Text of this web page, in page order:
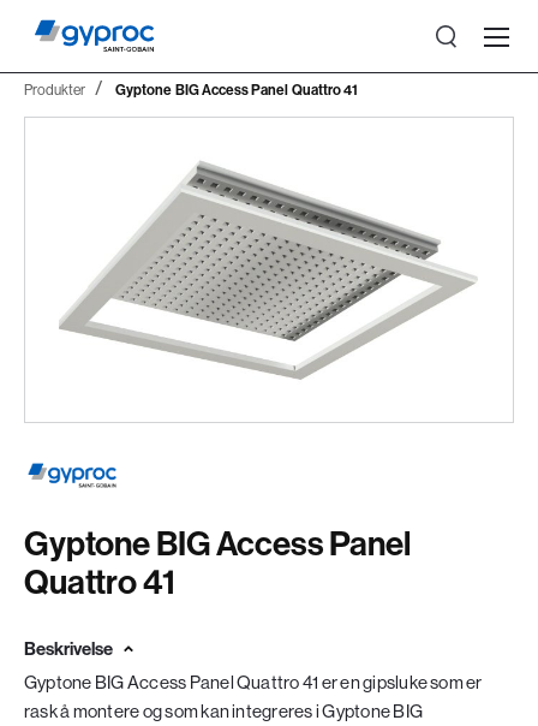
Produkter Gyptone BIG Access Panel Quattro 41
Gyptone BIG Access Panel
Quattro 41
Beskrivelse
Gyptone BIG Access Panel Quattro 41 er en gipsluke som er
rask å montere og som kan integreres i Gyptone BIG